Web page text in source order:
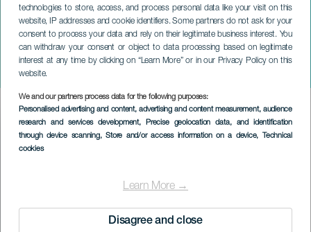
technologies to store, access, and process personal data like your visit on this
website, IP addresses and cookie identifiers. Some partners do not ask for your
consent to process your data and rely on their legitimate business interest. You
can withdraw your consent or object to data processing based on legitimate
interest at any time by clicking on “Learn More” or in our Privacy Policy on this
website.
We and our partners process data for the following purposes:
Personalised advertising and content, advertising and content measurement, audience
research and services development, Precise geolocation data, and identification
through device scanning, Store and/or access information on a device, Technical
cookies
Learn More →
Disagree and close
Yosu La Roca på konsert
TENERIFE
Imagen
Listado